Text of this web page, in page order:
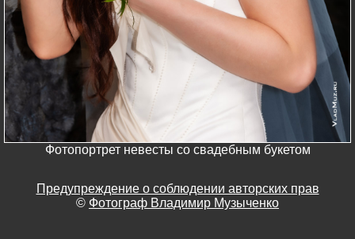
Фотопортрет невесты со свадебным букетом
Предупреждение о соблюдении авторских прав
© Фотограф Владимир Музыченко